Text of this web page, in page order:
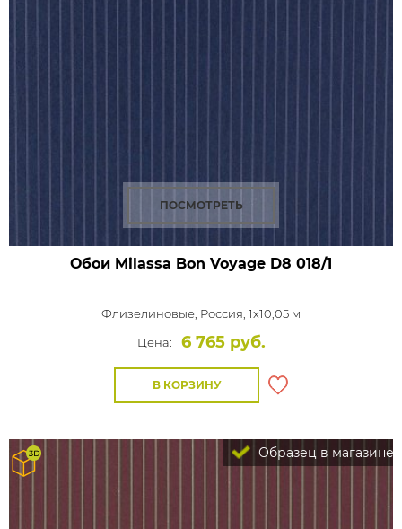
ПОСМОТРЕТЬ
Обои Milassa Bon Voyage D8 018/1
Флизелиновые, Россия, 1x10,05 м
Цена:
6 765 руб.
В КОРЗИНУ
Образец в магазине